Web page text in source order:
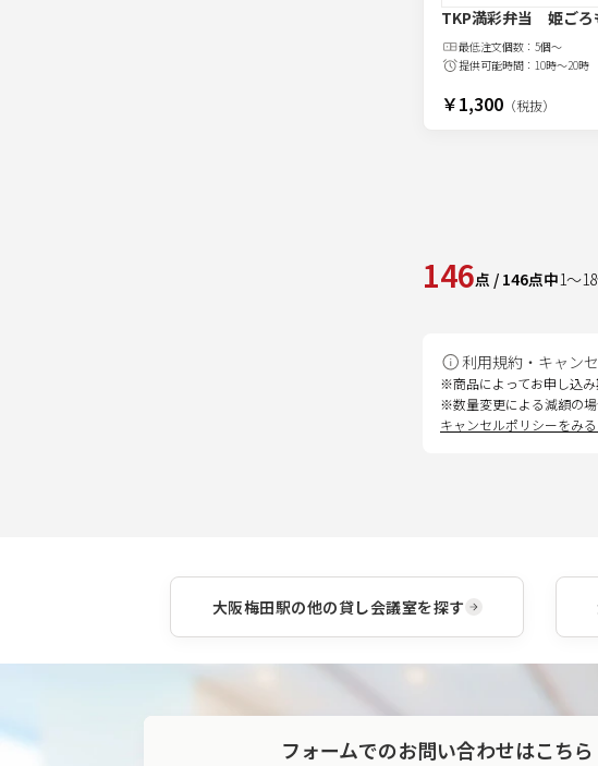
TKP満彩弁当 姫ごろ
最低注文個数： 5個～
提供可能時間： 10時～20時
￥1,300 （税抜）
146点 / 146点中1～18
利用規約・キャン
※商品によってお申し込
※数量変更による減額の場
キャンセルポリシーをみる
大阪梅田駅の他の貸し会議室を探す
フォームでのお問い合わせはこちら